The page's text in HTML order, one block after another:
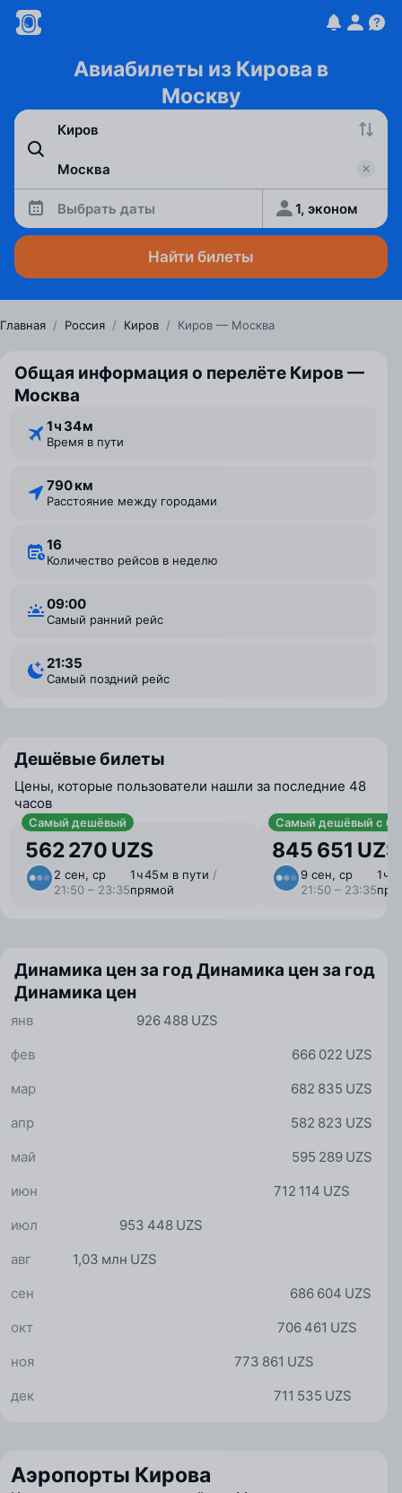
Авиабилеты из Кирова в
Москву
Выбрать даты 1, эконом
Найти билеты
Главная / Россия / Киров / Киров — Москва
Общая информация о перелёте Киров —
Москва
1 ⁠ч 34 ⁠м
Время в пути
790 км
Расстояние между городами
16
Количество рейсов в неделю
09:00
Самый ранний рейс
21:35
Самый поздний рейс
Дешёвые билеты
Цены, которые пользователи нашли за последние 48
часов
Самый дешёвый
562 270 UZS
2 сен, ср
21:50 – 23:35
1 ⁠ч 45 ⁠м в пути /
прямой
Самый дешёвый с
845 651 UZS
9 сен, ср
21:50 – 23:35
1 ⁠ч
Динамика цен за годДинамика цен за год
Динамика цен
926 488 UZS
янв
666 022 UZS
фев
682 835 UZS
мар
582 823 UZS
апр
595 289 UZS
май
712 114 UZS
июн
953 448 UZS
июл
1,03 млн UZS
авг
686 604 UZS
сен
706 461 UZS
окт
773 861 UZS
ноя
711 535 UZS
дек
Аэропорты Кирова